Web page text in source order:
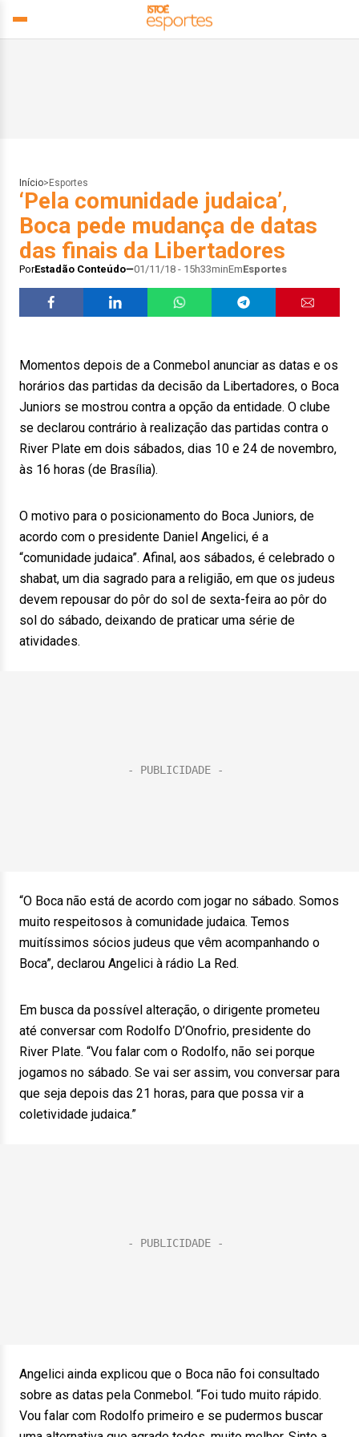
Início> Esportes
‘Pela comunidade judaica’,
Boca pede mudança de datas
das finais da Libertadores
PorEstadão Conteúdo 01/11/18 - 15h33minEmEsportes
Momentos depois de a Conmebol anunciar as datas e os
horários das partidas da decisão da Libertadores, o Boca
Juniors se mostrou contra a opção da entidade. O clube
se declarou contrário à realização das partidas contra o
River Plate em dois sábados, dias 10 e 24 de novembro,
às 16 horas (de Brasília).
O motivo para o posicionamento do Boca Juniors, de
acordo com o presidente Daniel Angelici, é a
“comunidade judaica”. Afinal, aos sábados, é celebrado o
shabat, um dia sagrado para a religião, em que os judeus
devem repousar do pôr do sol de sexta-feira ao pôr do
sol do sábado, deixando de praticar uma série de
atividades.
“O Boca não está de acordo com jogar no sábado. Somos
muito respeitosos à comunidade judaica. Temos
muitíssimos sócios judeus que vêm acompanhando o
Boca”, declarou Angelici à rádio La Red.
Em busca da possível alteração, o dirigente prometeu
até conversar com Rodolfo D’Onofrio, presidente do
River Plate. “Vou falar com o Rodolfo, não sei porque
jogamos no sábado. Se vai ser assim, vou conversar para
que seja depois das 21 horas, para que possa vir a
coletividade judaica.”
Angelici ainda explicou que o Boca não foi consultado
sobre as datas pela Conmebol. “Foi tudo muito rápido.
Vou falar com Rodolfo primeiro e se pudermos buscar